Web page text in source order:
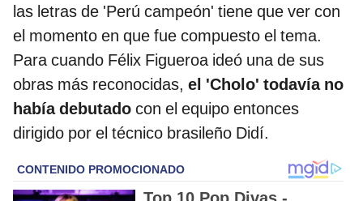
las letras de 'Perú campeón' tiene que ver con
el momento en que fue compuesto el tema.
Para cuando Félix Figueroa ideó una de sus
obras más reconocidas, el 'Cholo' todavía no
había debutado con el equipo entonces
dirigido por el técnico brasileño Didí.